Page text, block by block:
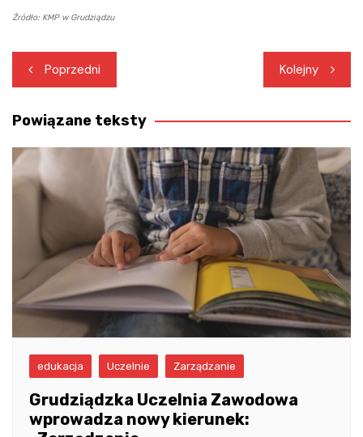
Źródło: KMP w Grudziądzu
Nawigacja
wpisu
Poprzedni Kolejny
Powiązane teksty
edukacja Uczelnie Zarządzanie
Grudziądzka Uczelnia Zawodowa
wprowadza nowy kierunek: